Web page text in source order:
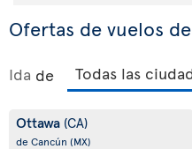
Ofertas de vuelos de
Ida de
Ottawa (CA)
de Cancún (MX)